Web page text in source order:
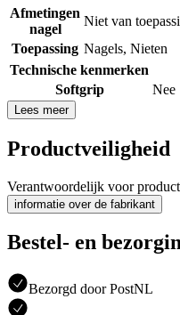
Afmetingen
nagel
Niet van
Toepassing Nagels, Nieten
Technische kenmerken
Softgrip
Nee
Lees meer
Productveiligheid
Verantwoordelijk voor
informatie over de fabrikant
Bestel- en
Bezorgd door PostNL